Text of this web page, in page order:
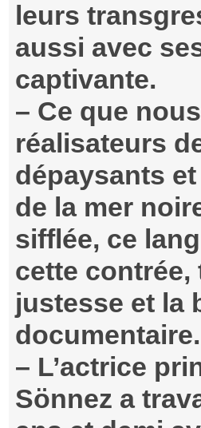
leurs
aussi avec
captivante.
– Ce que
réalisateurs
dépaysants
de la mer
sifflée, ce
cette contrée,
justesse et la
documentaire.
– L’actrice
Sönnez a